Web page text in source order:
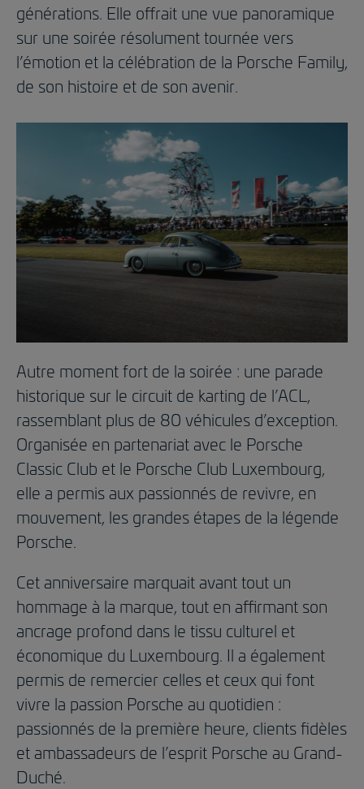
générations. Elle offrait une vue panoramique
sur une soirée résolument tournée vers
l’émotion et la célébration de la Porsche Family,
de son histoire et de son avenir.
Autre moment fort de la soirée : une parade
historique sur le circuit de karting de l’ACL,
rassemblant plus de 80 véhicules d’exception.
Organisée en partenariat avec le Porsche
Classic Club et le Porsche Club Luxembourg,
elle a permis aux passionnés de revivre, en
mouvement, les grandes étapes de la légende
Porsche.
Cet anniversaire marquait avant tout un
hommage à la marque, tout en affirmant son
ancrage profond dans le tissu culturel et
économique du Luxembourg. Il a également
permis de remercier celles et ceux qui font
vivre la passion Porsche au quotidien :
passionnés de la première heure, clients fidèles
et ambassadeurs de l’esprit Porsche au Grand-
Duché.